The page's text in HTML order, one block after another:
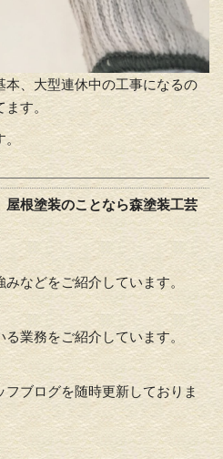
、大型連休中の工事になるの
す。
。
屋根塗装のことなら森塗装工芸
などをご紹介しています。
業務をご紹介しています。
ブログを随時更新しておりま